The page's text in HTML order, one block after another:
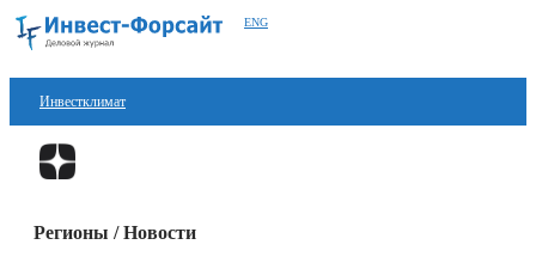
ENG
Инвестклимат
Финансы
Регионы / Новости